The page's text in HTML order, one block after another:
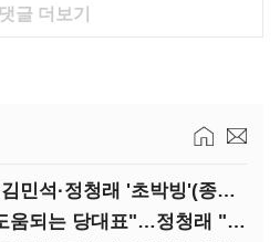
댓글 더보기
46.01% 대 44.53%…김민석·정청래 '초박빙'(종합 2보)
김민석 "TK 유세에 도움되는 당대표"…정청래 "벌써 대표된 양 당직 배분"